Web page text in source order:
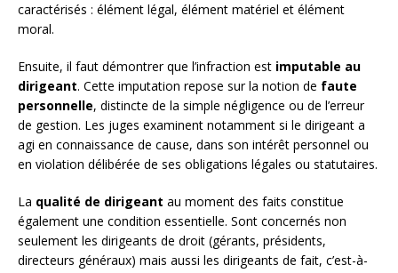
caractérisés : élément légal, élément matériel et élément
moral.
Ensuite, il faut démontrer que l’infraction est imputable au
dirigeant. Cette imputation repose sur la notion de faute
personnelle, distincte de la simple négligence ou de l’erreur
de gestion. Les juges examinent notamment si le dirigeant a
agi en connaissance de cause, dans son intérêt personnel ou
en violation délibérée de ses obligations légales ou statutaires.
La qualité de dirigeant au moment des faits constitue
également une condition essentielle. Sont concernés non
seulement les dirigeants de droit (gérants, présidents,
directeurs généraux) mais aussi les dirigeants de fait, c’est-à-